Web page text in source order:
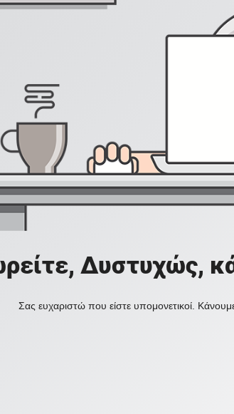
Δυστυχώς,
Σας ευχαριστώ που είστε υπομονετικοί.